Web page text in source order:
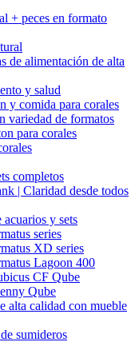
+ peces en formato
de alimentación de alta
y salud
y comida para corales
variedad de formatos
para corales
completos
| Claridad desde todos
acuarios y sets
series
XD series
Lagoon 400
CF Qube
Qube
alta calidad con mueble
sumideros